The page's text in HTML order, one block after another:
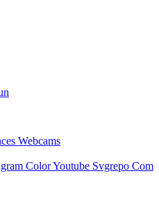
Webcams
ColorYoutube Svgrepo Com